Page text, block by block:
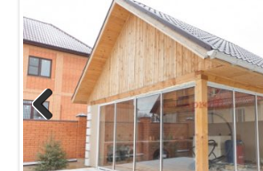
Previous